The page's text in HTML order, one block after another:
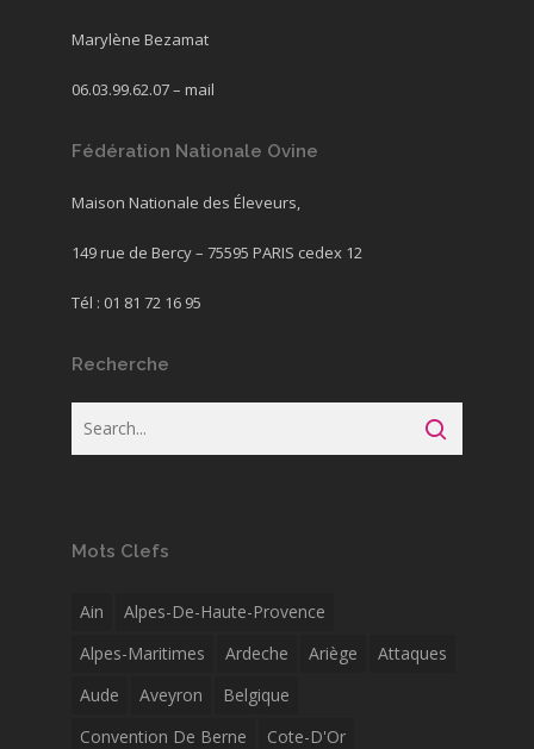
Marylène Bezamat
06.03.99.62.07 – mail
Fédération Nationale Ovine
Maison Nationale des Éleveurs,
149 rue de Bercy – 75595 PARIS cedex 12
Tél : 01 81 72 16 95
Recherche
Mots Clefs
Ain
Alpes-De-Haute-Provence
Alpes-Maritimes
Ardeche Ariège
Attaques
Aude
Aveyron
Belgique
Convention De Berne
Cote-D'Or